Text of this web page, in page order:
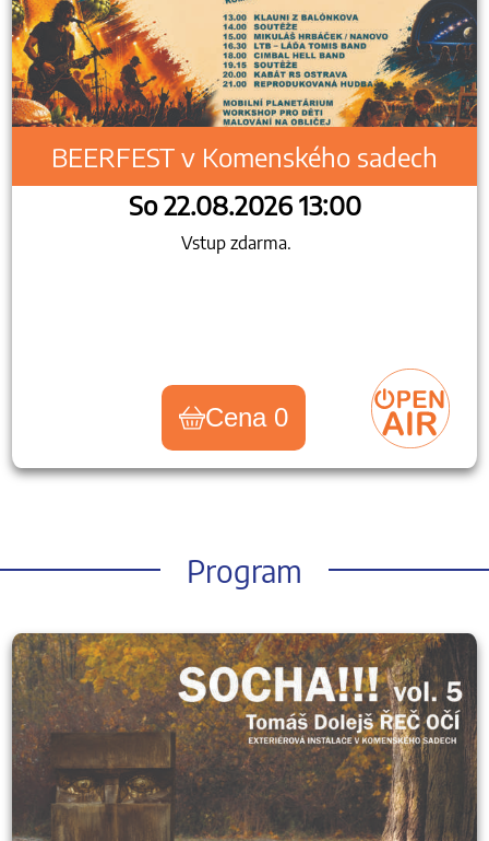
BEERFEST v Komenského sadech
So 22.08.2026 13:00
Vstup zdarma.
Cena 0
Program